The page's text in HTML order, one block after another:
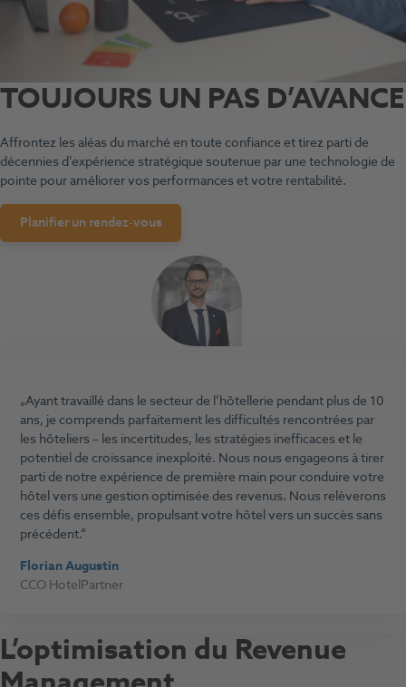
TOUJOURS UN PAS D’AVANCE
Affrontez les aléas du marché en toute confiance et tirez parti de
décennies d’expérience stratégique soutenue par une technologie de
pointe pour améliorer vos performances et votre rentabilité.
Planifier un rendez-vous
Ayant travaillé dans le secteur de l’hôtellerie pendant plus de 10
ans, je comprends parfaitement les difficultés rencontrées par
les hôteliers – les incertitudes, les stratégies inefficaces et le
potentiel de croissance inexploité. Nous nous engageons à tirer
parti de notre expérience de première main pour conduire votre
hôtel vers une gestion optimisée des revenus. Nous relèverons
ces défis ensemble, propulsant votre hôtel vers un succès sans
précédent.
Florian Augustin
CCO HotelPartner
L’optimisation du Revenue